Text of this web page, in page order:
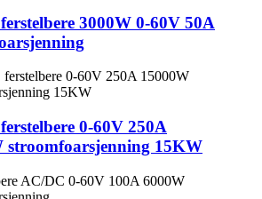
3000W 0-60V 50A
0-60V 250A
stroomfoarsjenning 15KW